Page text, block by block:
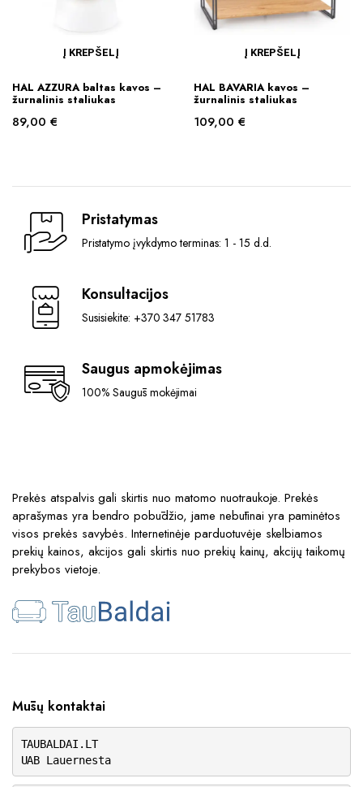
Į KREPŠELĮ
HAL AZZURA baltas kavos –
žurnalinis staliukas
89,00 €
Į KREPŠELĮ
HAL BAVARIA kavos –
žurnalinis staliukas
109,00 €
Pristatymas
Pristatymo įvykdymo terminas: 1 - 15 d.d.
Konsultacijos
Susisiekite: +370 347 51783
Saugus apmokėjimas
100% Saugūs mokėjimai
Prekės atspalvis gali skirtis nuo matomo nuotraukoje. Prekės
aprašymas yra bendro pobūdžio, jame nebūtinai yra paminėtos
visos prekės savybės. Internetinėje parduotuvėje skelbiamos
prekių kainos, akcijos gali skirtis nuo prekių kainų, akcijų taikomų
prekybos vietoje.
Mūsų kontaktai
TAUBALDAI.LT
UAB Lauernesta